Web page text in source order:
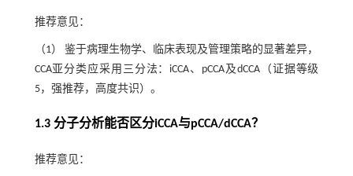
推荐意见：
（1） 鉴于病理生物学、临床表现及管理策略的显著差异，
CCA亚分类应采用三分法：iCCA、pCCA及dCCA（证据等级
5，强推荐，高度共识）。
1.3 分子分析能否区分iCCA与pCCA/dCCA？
推荐意见：